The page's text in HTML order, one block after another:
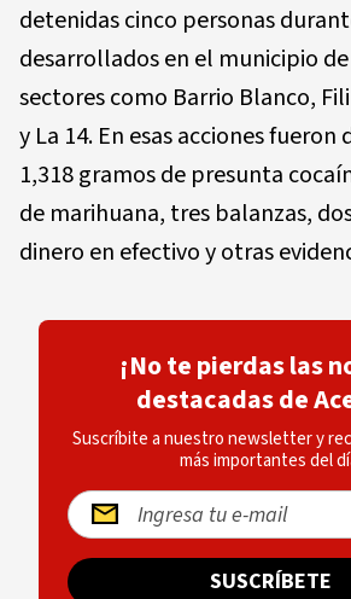
detenidas cinco personas
desarrollados en el municipio de
sectores como Barrio Blanco,
y La 14. En esas acciones fueron
1,318 gramos de presunta
de marihuana, tres balanzas,
dinero en efectivo y otras
¡No te pierdas las
destacadas de
Suscríbite a nuestro newsletter y
más importantes del
SUSCRÍBETE